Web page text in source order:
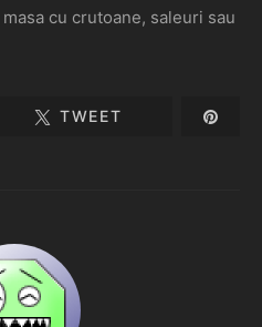
cu crutoane, saleuri sau
TWEET